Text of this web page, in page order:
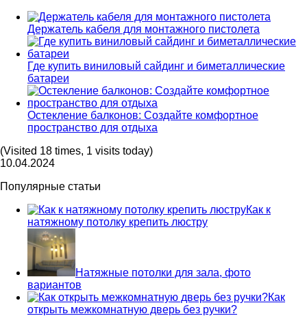
Держатель кабеля для монтажного пистолета
Где купить виниловый сайдинг и биметаллические
батареи
Остекление балконов: Создайте комфортное
пространство для отдыха
(Visited 18 times, 1 visits today)
10.04.2024
Популярные статьи
Как к
натяжному потолку крепить люстру
Натяжные потолки для зала, фото
вариантов
Как
открыть межкомнатную дверь без ручки?